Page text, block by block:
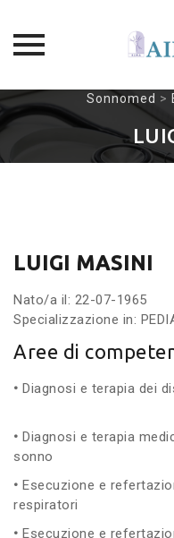
Skip
to
Sonnomed >
LUIGI MASINI
Nato/a il: 22-07-1965
Specializzazione in:
Aree di
• Diagnosi e terapia dei
• Diagnosi e terapia
sonno
• Esecuzione e
respiratori
• Esecuzione e